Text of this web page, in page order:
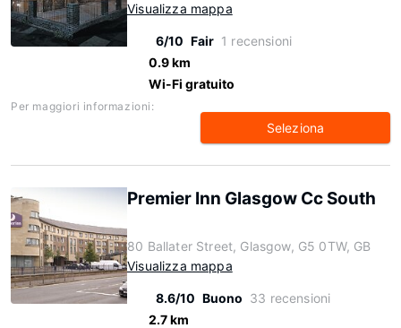
Visualizza mappa
6/10 Fair 1 recensioni
0.9 km
Wi-Fi gratuito
Per maggiori informazioni:
Seleziona
Premier Inn Glasgow Cc South
80 Ballater Street, Glasgow, G5 0TW, GB
Visualizza mappa
8.6/10 Buono 33 recensioni
2.7 km